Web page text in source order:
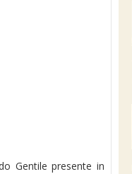
Gentile presente in